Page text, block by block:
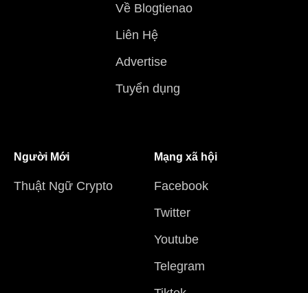
Về Blogtienao
Liên Hệ
Advertise
Tuyển dụng
Người Mới
Thuật Ngữ Crypto
Mạng xã hội
Facebook
Twitter
Youtube
Telegram